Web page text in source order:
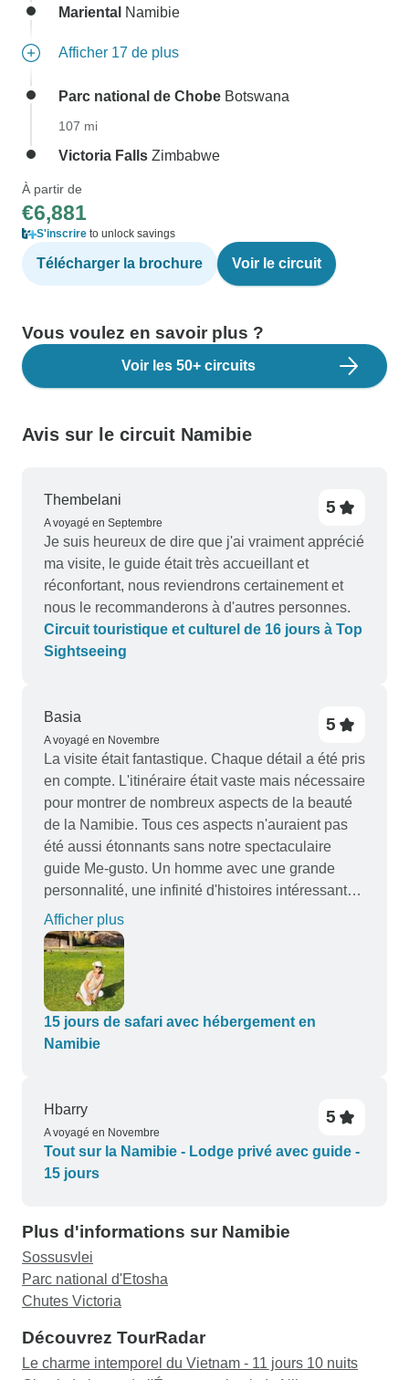
Mariental Namibie
Afficher 17 de plus
Parc national de Chobe Botswana
107 mi
Victoria Falls Zimbabwe
À partir de
€6,881
S'inscrire to unlock savings
Télécharger la brochure Voir le circuit
Vous voulez en savoir plus ?
Voir les 50+ circuits
Avis sur le circuit Namibie
Thembelani
A voyagé en Septembre
5
Je suis heureux de dire que j'ai vraiment apprécié
ma visite, le guide était très accueillant et
réconfortant, nous reviendrons certainement et
nous le recommanderons à d'autres personnes.
Circuit touristique et culturel de 16 jours à Top
Sightseeing
Basia
A voyagé en Novembre
5
La visite était fantastique. Chaque détail a été pris
en compte. L'itinéraire était vaste mais nécessaire
pour montrer de nombreux aspects de la beauté
de la Namibie. Tous ces aspects n'auraient pas
été aussi étonnants sans notre spectaculaire
guide Me-gusto. Un homme avec une grande
personnalité, une infinité d'histoires intéressantes
et de connaissances. Il était à l'écoute du groupe
et s'assurait que chacun avait la même
importance dans ce qu'il voulait faire ou voir. Un
atout majeur pour Blue Crane Safari.
Afficher plus
15 jours de safari avec hébergement en
Namibie
Hbarry
A voyagé en Novembre
5
Tout sur la Namibie - Lodge privé avec guide -
15 jours
Plus d'informations sur Namibie
Sossusvlei
Parc national d'Etosha
Chutes Victoria
Découvrez TourRadar
Le charme intemporel du Vietnam - 11 jours 10 nuits